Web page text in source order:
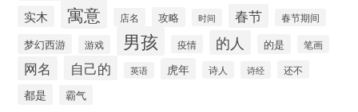
实木 寓意 店名 攻略 时间 春节 春节期间
梦幻西游 游戏 男孩 疫情 的人 的是 笔画
网名 自己的 英语 虎年 诗人 诗经 还不
都是 霸气